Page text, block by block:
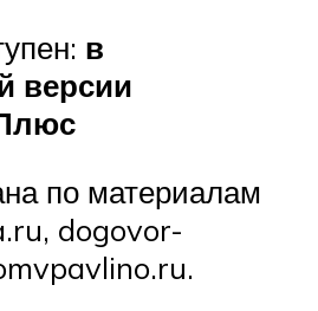
в
версии
по материалам
dogovor-